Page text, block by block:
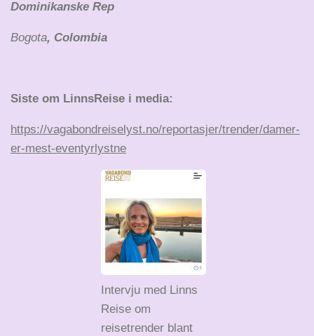
Dominikanske Rep
Bogota, Colombia
Siste om LinnsReise i media:
https://vagabondreiselyst.no/reportasjer/trender/damer-
er-mest-eventyrlystne
Intervju med Linns
Reise om
reisetrender blant